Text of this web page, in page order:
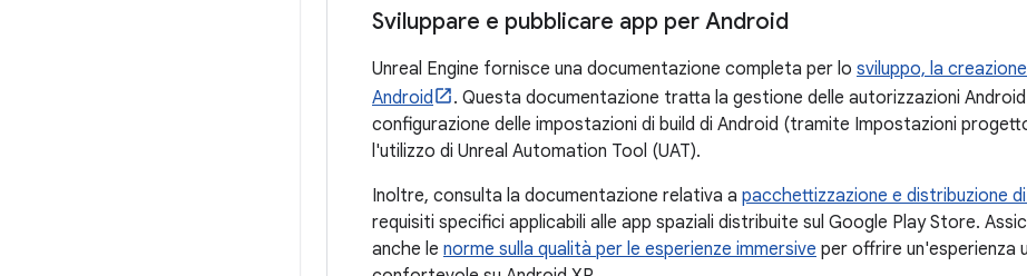
Sviluppare e pubblicare app per Android
Unreal Engine fornisce una documentazione completa per lo sviluppo, la
Android
. Questa documentazione tratta la gestione delle autorizzazioni
configurazione delle impostazioni di build di Android (tramite Impostazioni
l'utilizzo di Unreal Automation Tool (UAT).
Inoltre, consulta la documentazione relativa a pacchettizzazione e distribuzione
requisiti specifici applicabili alle app spaziali distribuite sul Google Play Store.
anche le norme sulla qualità per le esperienze immersive per offrire un'esperienza